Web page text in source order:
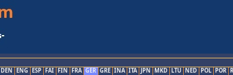
DEN ENG ESP FAI FIN FRA GER GRE INA ITA JPN MKD LTU NED POL POR